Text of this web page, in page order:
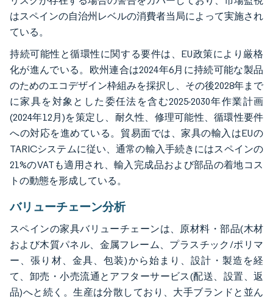
はスペインの自治州レベルの消費者当局によって実施され
ている。
持続可能性と循環性に関する要件は、EU政策により厳格
化が進んでいる。欧州連合は2024年6月に持続可能な製品
のためのエコデザイン枠組みを採択し、その後2028年まで
に家具を対象とした委任法を含む2025-2030年作業計画
(2024年12月)を策定し、耐久性、修理可能性、循環性要件
への対応を進めている。貿易面では、家具の輸入はEUの
TARICシステムに従い、通常の輸入手続きにはスペインの
21%のVATも適用され、輸入完成品および部品の着地コス
トの動態を形成している。
バリューチェーン分析
スペインの家具バリューチェーンは、原材料・部品(木材
および木質パネル、金属フレーム、プラスチック/ポリマ
ー、張り材、金具、包装)から始まり、設計・製造を経
て、卸売・小売流通とアフターサービス(配送、設置、返
品)へと続く。生産は分散しており、大手ブランドと並ん